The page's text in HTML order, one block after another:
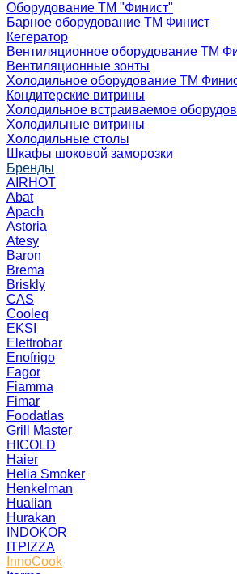
Оборудование ТМ "Финист"
Барное оборудование ТМ Финист
Кегератор
Вентиляционное оборудование ТМ
Вентиляционные зонты
Холодильное оборудование ТМ
Кондитерские витрины
Холодильное встраиваемое
Холодильные витрины
Холодильные столы
Шкафы шоковой заморозки
Бренды
AIRHOT
Abat
Apach
Astoria
Atesy
Baron
Brema
Briskly
CAS
Cooleq
EKSI
Elettrobar
Enofrigo
Fagor
Fiamma
Fimar
Foodatlas
Grill Master
HICOLD
Haier
Helia Smoker
Henkelman
Hualian
Hurakan
INDOKOR
ITPIZZA
InnoCook